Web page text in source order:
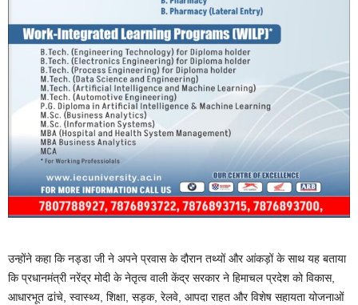
उन्होंने कहा कि नड्डा जी ने अपने प्रवास के दौरान तथ्यों और आंकड़ों के साथ यह बताया
कि प्रधानमंत्री नरेंद्र मोदी के नेतृत्व वाली केंद्र सरकार ने हिमाचल प्रदेश को विकास,
आधारभूत ढांचे, स्वास्थ्य, शिक्षा, सड़क, रेलवे, आपदा राहत और विशेष सहायता योजनाओं